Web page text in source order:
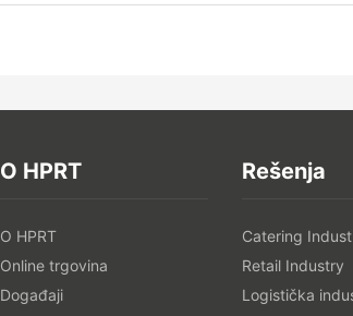
O HPRT
O HPRT
Online trgovina
Događaji
Rešenja
Catering
Retail Industry
Logistička